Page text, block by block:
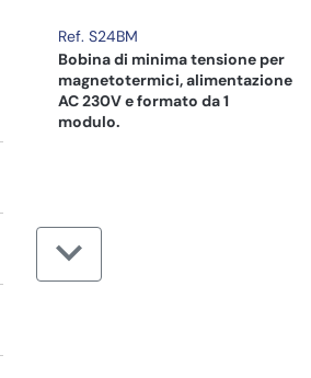
Ref. S24BM
Bobina di minima tensione per
magnetotermici, alimentazione
AC 230V e formato da 1
modulo.